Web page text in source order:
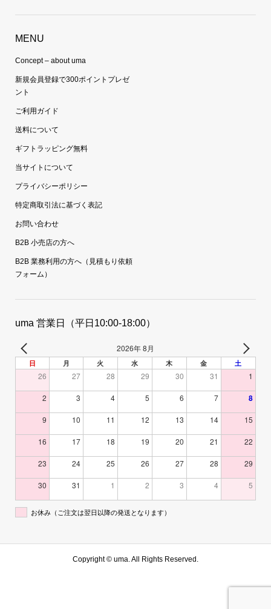
MENU
Concept – about uma
新規会員登録で300ポイントプレゼ
ント
ご利用ガイド
送料について
ギフトラッピング無料
当サイトについて
プライバシーポリシー
特定商取引法に基づく表記
お問い合わせ
B2B 小売店の方へ
B2B 業務利用の方へ（見積もり依頼
フォーム）
uma 営業日（平日10:00-18:00）
2026年 8月
日 月 火 水 木 金 土
26 27 28 29 30 31 1
2 3 4 5 6 7 8
9 10 11 12 13 14 15
16 17 18 19 20 21 22
23 24 25 26 27 28 29
30 31 1 2 3 4 5
お休み（ご注文は翌日以降の発送となります）
Copyright © uma. All Rights Reserved.